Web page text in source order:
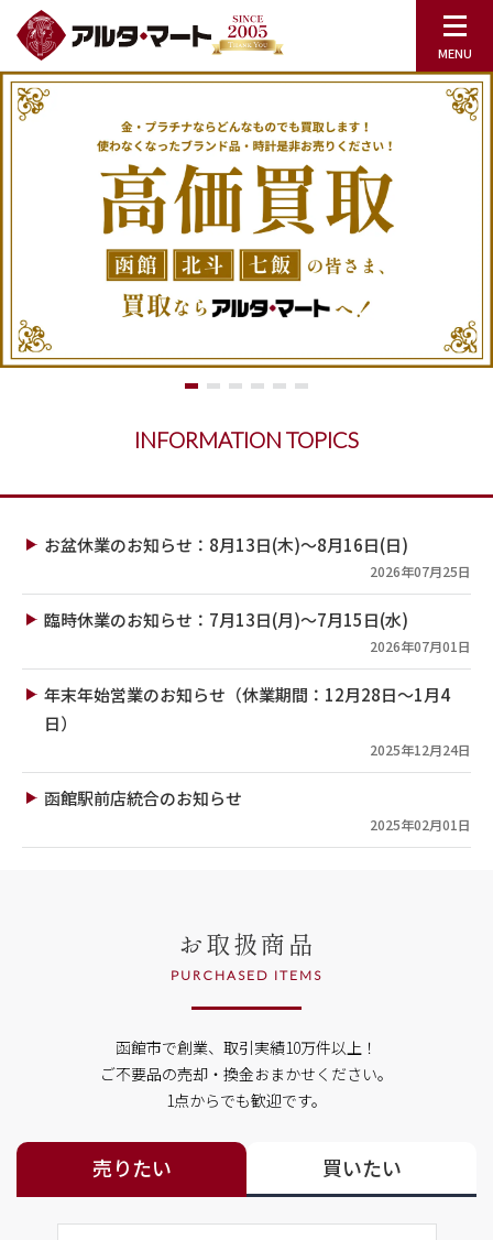
INFORMATION TOPICS
お盆休業のお知らせ：8月13日(木)～8月16日(日)
2026年07月25日
臨時休業のお知らせ：7月13日(月)～7月15日(水)
2026年07月01日
年末年始営業のお知らせ（休業期間：12月28日～1月4
日）
2025年12月24日
函館駅前店統合のお知らせ
2025年02月01日
お取扱商品
PURCHASED ITEMS
函館市で創業、取引実績10万件以上！
ご不要品の売却・換金おまかせください。
1点からでも歓迎です。
売りたい 買いたい